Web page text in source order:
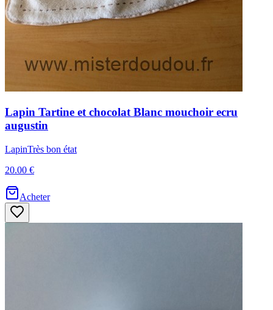
Lapin Tartine et chocolat Blanc mouchoir ecru
augustin
LapinTrès bon état
20.00 €
Acheter